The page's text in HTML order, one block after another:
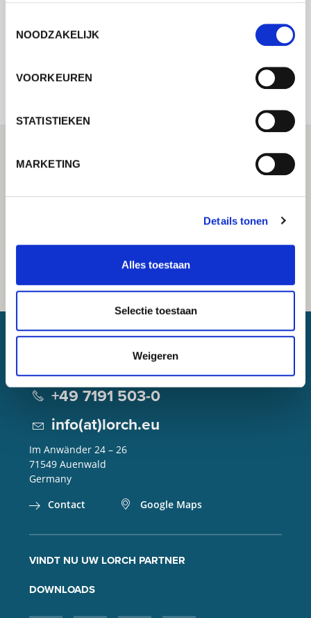
NOODZAKELIJK
VOORKEUREN
STATISTIEKEN
MARKETING
Details tonen
Alles toestaan
Selectie toestaan
Weigeren
Lorch Schweißtechnik GmbH
+49 7191 503-0
info(at)lorch.eu
Im Anwänder 24 – 26
71549 Auenwald
Germany
Contact
Google Maps
VINDT NU UW LORCH PARTNER
DOWNLOADS